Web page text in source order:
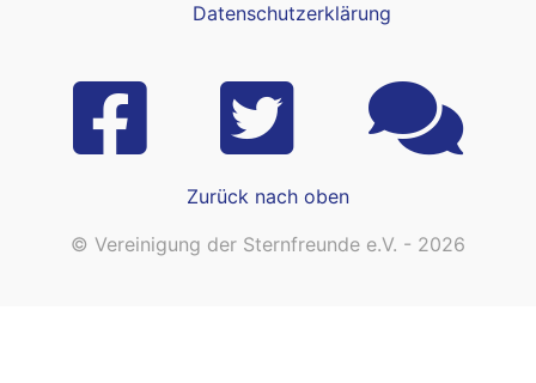
Datenschutzerklärung
Zurück nach oben
© Vereinigung der Sternfreunde e.V. - 2026